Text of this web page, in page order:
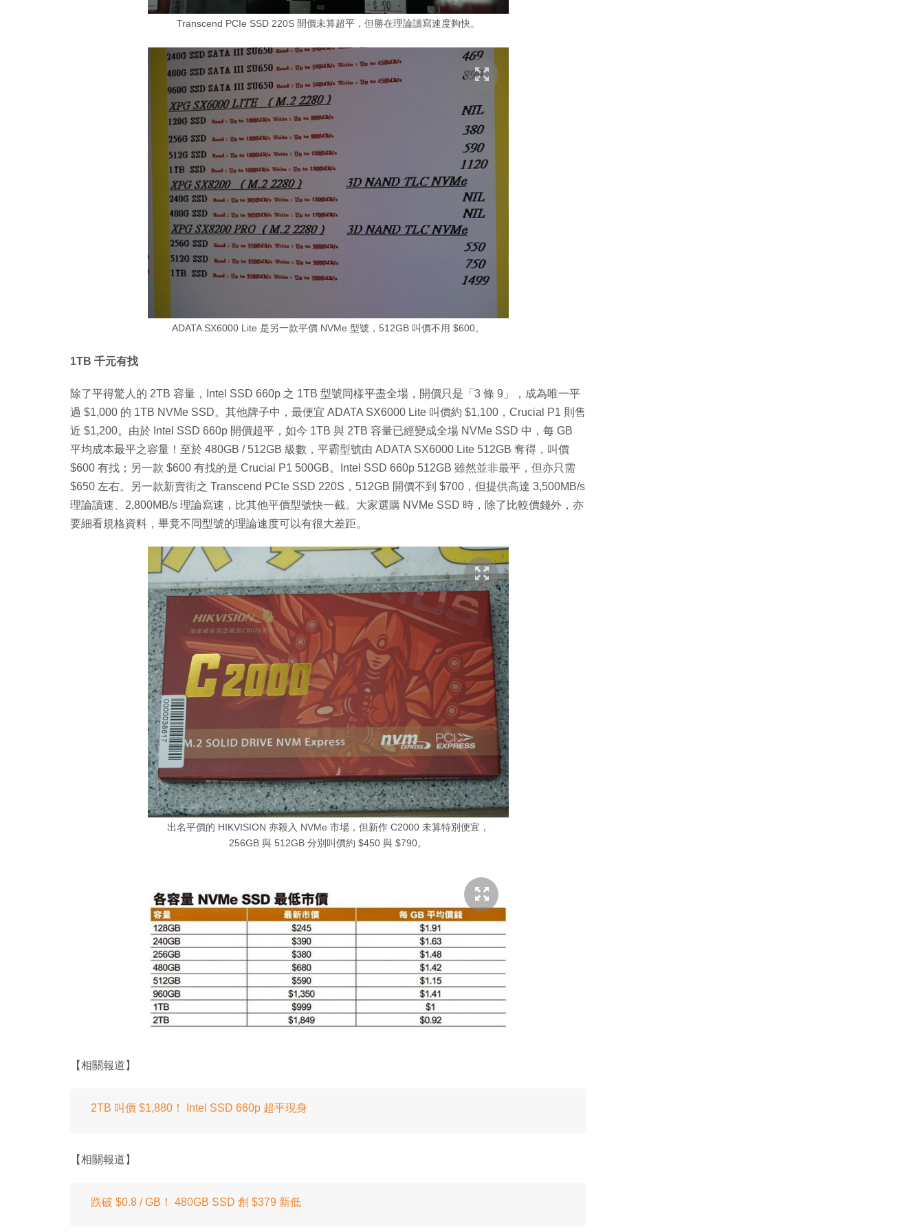
Transcend PCIe SSD 220S 開價未算超平，但勝在理論讀寫速度夠快。
ADATA SX6000 Lite 是另一款平價 NVMe 型號，512GB 叫價不用 $600。
1TB 千元有找
除了平得驚人的 2TB 容量，Intel SSD 660p 之 1TB 型號同樣平盡全場，開價只是「3 條 9」，成為唯一平
過 $1,000 的 1TB NVMe SSD。其他牌子中，最便宜 ADATA SX6000 Lite 叫價約 $1,100，Crucial P1 則售
近 $1,200。由於 Intel SSD 660p 開價超平，如今 1TB 與 2TB 容量已經變成全場 NVMe SSD 中，每 GB
平均成本最平之容量！至於 480GB / 512GB 級數，平霸型號由 ADATA SX6000 Lite 512GB 奪得，叫價
$600 有找；另一款 $600 有找的是 Crucial P1 500GB。Intel SSD 660p 512GB 雖然並非最平，但亦只需
$650 左右。另一款新賣街之 Transcend PCIe SSD 220S，512GB 開價不到 $700，但提供高達 3,500MB/s
理論讀速、2,800MB/s 理論寫速，比其他平價型號快一截。大家選購 NVMe SSD 時，除了比較價錢外，亦
要細看規格資料，畢竟不同型號的理論速度可以有很大差距。
出名平價的 HIKVISION 亦殺入 NVMe 市場，但新作 C2000 未算特別便宜，
256GB 與 512GB 分別叫價約 $450 與 $790。
【相關報道】
2TB 叫價 $1,880！ Intel SSD 660p 超平現身
【相關報道】
跌破 $0.8 / GB！ 480GB SSD 創 $379 新低